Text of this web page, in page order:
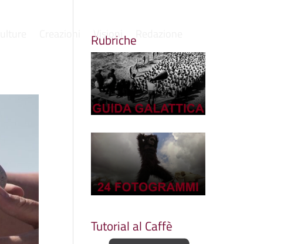
Visioni
Rubriche
Tutorial al Caffè